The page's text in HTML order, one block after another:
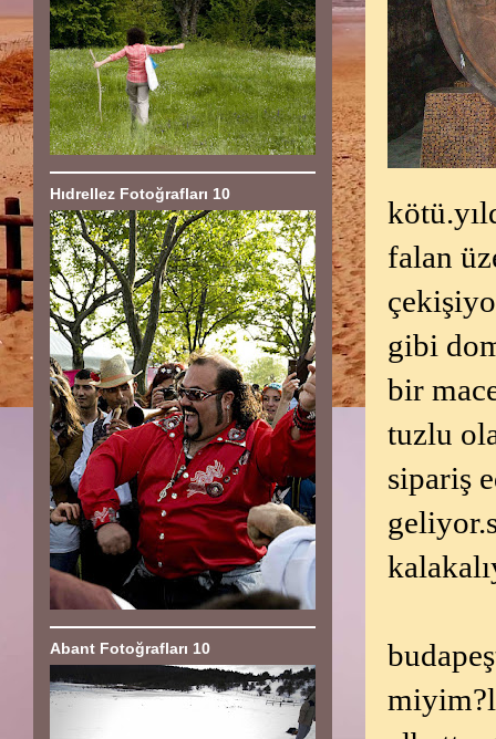
falan
gibi
bir
tuzlu
sipariş
Hıdrellez Fotoğrafları 10
Abant Fotoğrafları 10